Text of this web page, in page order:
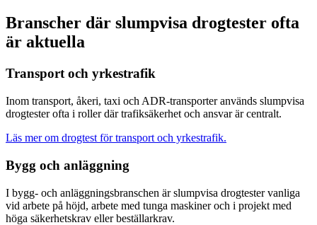
Branscher där slumpvisa drogtester ofta
är aktuella
Transport och yrkestrafik
Inom transport, åkeri, taxi och ADR-transporter används slumpvisa
drogtester ofta i roller där trafiksäkerhet och ansvar är centralt.
Läs mer om drogtest för transport och yrkestrafik.
Bygg och anläggning
I bygg- och anläggningsbranschen är slumpvisa drogtester vanliga
vid arbete på höjd, arbete med tunga maskiner och i projekt med
höga säkerhetskrav eller beställarkrav.